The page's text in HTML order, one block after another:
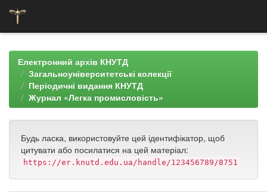
navigationЕлектронний архів КНУТД
Загальноуніверситетські колекції
Періодичні видання КНУТД
Журнал «Легка промисловість»
Будь ласка, використовуйте цей ідентифікатор, щоб
цитувати або посилатися на цей матеріал:
https://er.knutd.edu.ua/handle/123456789/8751